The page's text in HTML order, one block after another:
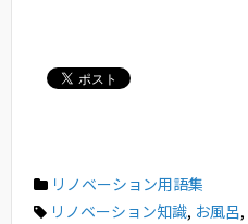
リノベーション用語集
リノベーション知識, お風呂,